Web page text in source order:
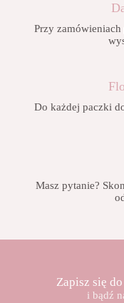
Przy
Do każdej paczki
Masz pytanie?
Zapisz się
i bądź